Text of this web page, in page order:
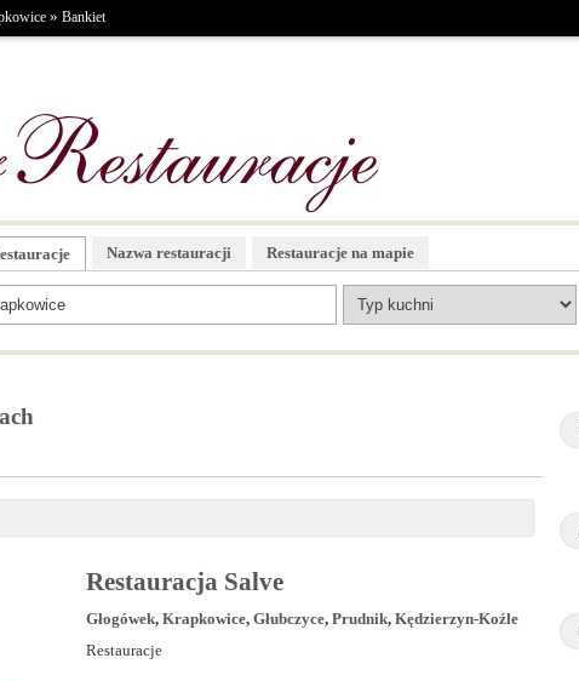
» Bankiet
Nazwa restauracji Restauracje na mapie
Restauracja Salve
Głogówek, Krapkowice, Głubczyce, Prudnik, Kędzierzyn-Koźle
Restauracje